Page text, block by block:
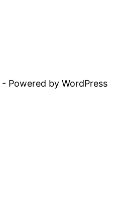
- Powered by WordPress